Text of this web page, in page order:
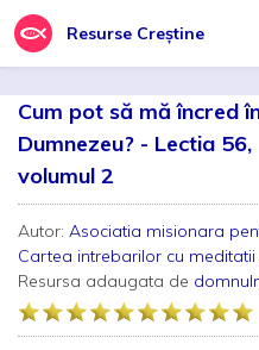
Resurse Creștine
Cum pot să mă încred
Dumnezeu? - Lectia 56,
volumul 2
Autor: Asociatia misionara
Cartea intrebarilor cu
Resursa adaugata de